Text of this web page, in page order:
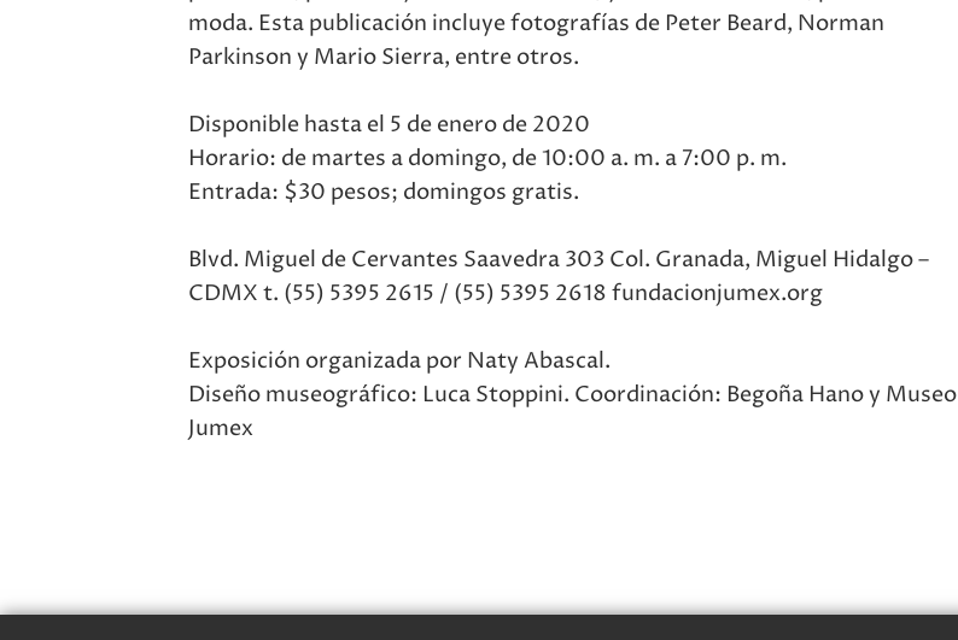
moda. Esta publicación incluye fotografías de Peter Beard, Norman
Parkinson y Mario Sierra, entre otros.
Disponible hasta el 5 de enero de 2020
Horario: de martes a domingo, de 10:00 a. m. a 7:00 p. m.
Entrada: $30 pesos; domingos gratis.
Blvd. Miguel de Cervantes Saavedra 303 Col. Granada, Miguel Hidalgo –
CDMX t. (55) 5395 2615 / (55) 5395 2618 fundacionjumex.org
Exposición organizada por Naty Abascal.
Diseño museográfico: Luca Stoppini. Coordinación: Begoña Hano y Museo
Jumex